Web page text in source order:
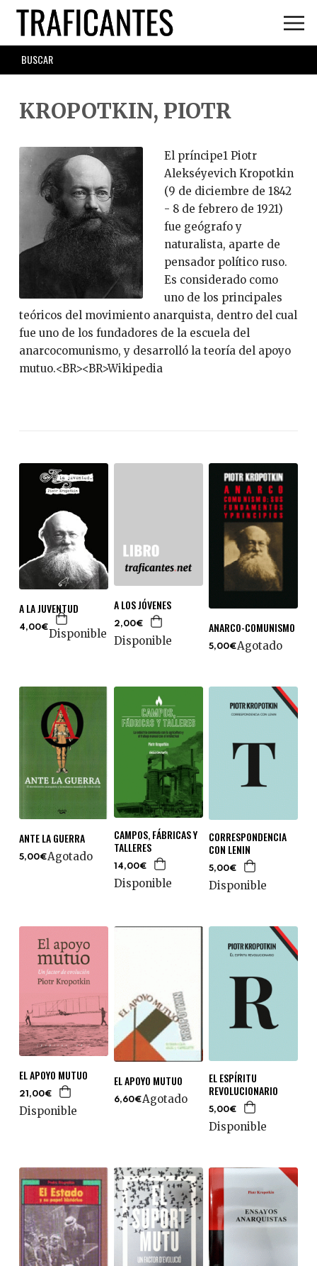
Skip
main
content
SEARCH
FORM
KROPOTKIN, PIOTR
El príncipe1 Piotr
Alekséyevich Kropotkin
(9 de diciembre de 1842
- 8 de febrero de 1921)
fue geógrafo y
naturalista, aparte de
pensador político ruso.
Es considerado como
uno de los principales
teóricos del movimiento anarquista, dentro del cual
fue uno de los fundadores de la escuela del
anarcocomunismo, y desarrolló la teoría del apoyo
mutuo.<BR><BR>Wikipedia
A LA JUVENTUD
4,00€Disponible
A LOS JÓVENES
2,00€
Disponible
ANARCO-COMUNISMO
5,00€Agotado
ANTE LA GUERRA
5,00€Agotado
CAMPOS, FÁBRICAS Y
TALLERES
14,00€
Disponible
CORRESPONDENCIA
CON LENIN
5,00€
Disponible
EL APOYO MUTUO
21,00€
Disponible
EL APOYO MUTUO
6,60€Agotado
EL ESPÍRITU
REVOLUCIONARIO
5,00€
Disponible